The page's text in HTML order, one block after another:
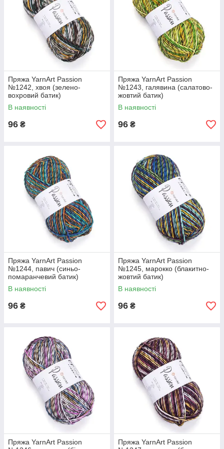
Пряжа YarnArt Passion
№1242, хвоя (зелено-
вохровий батик)
В наявності
96 ₴
Пряжа YarnArt Passion
№1243, галявина (салатово-
жовтий батик)
В наявності
96 ₴
Пряжа YarnArt Passion
№1244, павич (синьо-
помаранчевий батик)
В наявності
96 ₴
Пряжа YarnArt Passion
№1245, марокко (блакитно-
жовтий батик)
В наявності
96 ₴
Пряжа YarnArt Passion
Пряжа YarnArt Passion